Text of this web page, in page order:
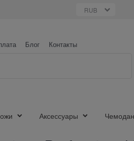
Блог Контакты
Аксессуары Чемодан